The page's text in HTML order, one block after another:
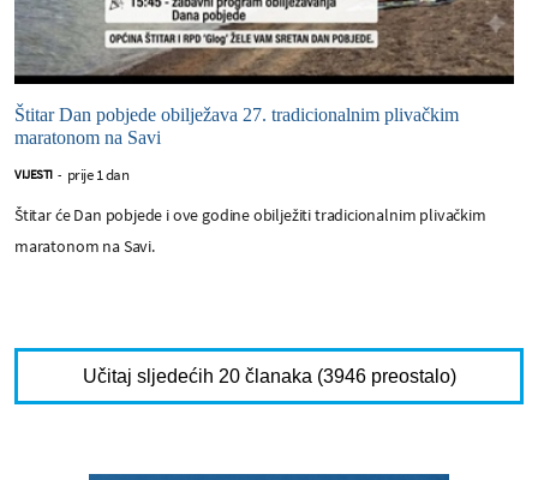
Štitar Dan pobjede obilježava 27. tradicionalnim plivačkim
maratonom na Savi
VIJESTI - prije 1 dan
Štitar će Dan pobjede i ove godine obilježiti tradicionalnim plivačkim
maratonom na Savi.
Učitaj sljedećih 20 članaka (3946 preostalo)